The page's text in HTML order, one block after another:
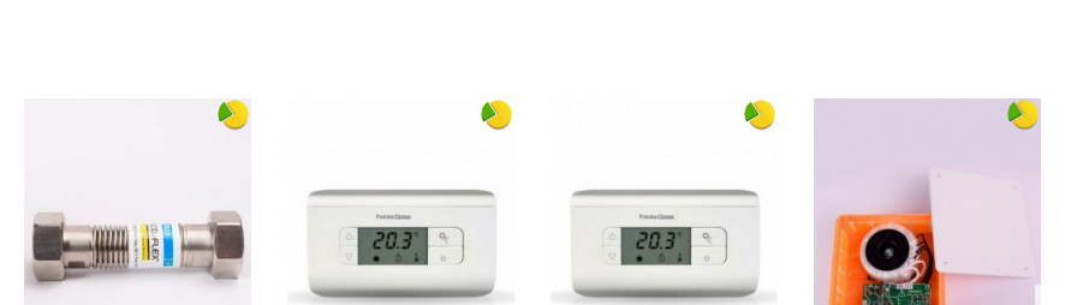
Электронное
рекомендую!
помещение очень быстро. Вообщем я очень довольный покупкой.